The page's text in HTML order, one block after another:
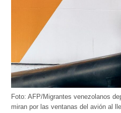
Foto: AFP/Migrantes venezolanos
miran por las ventanas del avión al